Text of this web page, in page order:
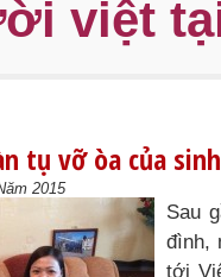
việt
tụ vỡ òa của
2015
Sau
đình,
tới